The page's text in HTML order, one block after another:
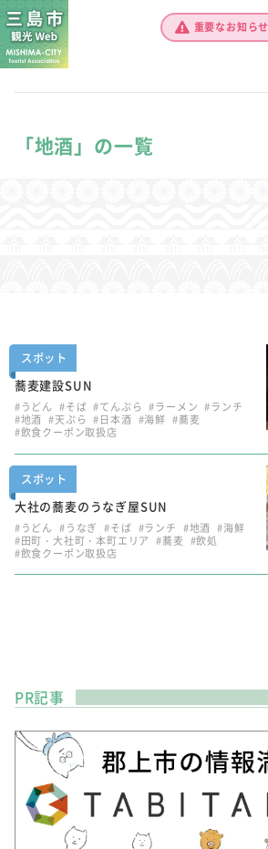
重要なお知らせ
「地酒」の一覧
スポット
蕎麦建設SUN
#うどん #そば #てんぷら #ラーメン #ランチ
#地酒 #天ぷら #日本酒 #海鮮 #蕎麦
#飲食クーポン取扱店
スポット
大社の蕎麦のうなぎ屋SUN
#うどん #うなぎ #そば #ランチ #地酒 #海鮮
#田町・大社町・本町エリア #蕎麦 #飲処
#飲食クーポン取扱店
PR記事